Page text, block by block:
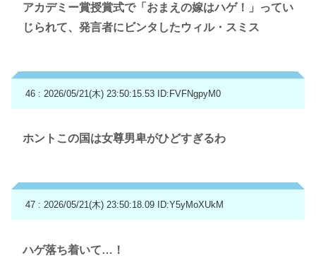
アカデミー賞授賞式で「おまえの嫁はハゲ！」ってい
じられて、発言者にビンタしたウィル・スミス
46 : 2026/05/21(木) 23:50:15.53 ID:FVFNgpyM0
ホントこの国は女尊男卑がひどすぎるわ
47 : 2026/05/21(木) 23:50:18.09 ID:Y5yMoXUkM
ハゲ落ち着いて…！